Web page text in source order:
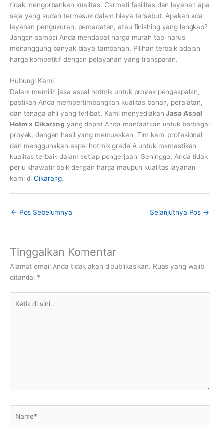
tidak mengorbankan kualitas. Cermati fasilitas dan layanan apa
saja yang sudah termasuk dalam biaya tersebut. Apakah ada
layanan pengukuran, pemadatan, atau finishing yang lengkap?
Jangan sampai Anda mendapat harga murah tapi harus
menanggung banyak biaya tambahan. Pilihan terbaik adalah
harga kompetitif dengan pelayanan yang transparan.
Hubungi Kami
Dalam memilih jasa aspal hotmix untuk proyek pengaspalan,
pastikan Anda mempertimbangkan kualitas bahan, peralatan,
dan tenaga ahli yang terlibat. Kami menyediakan Jasa Aspal
Hotmix Cikarang yang dapat Anda manfaatkan untuk berbagai
proyek, dengan hasil yang memuaskan. Tim kami profesional
dan menggunakan aspal hotmix grade A untuk memastikan
kualitas terbaik dalam setiap pengerjaan. Sehingga, Anda tidak
perlu khawatir baik dengan harga maupun kualitas layanan
kami di Cikarang.
← Pos Sebelumnya Selanjutnya Pos →
Tinggalkan Komentar
Alamat email Anda tidak akan dipublikasikan. Ruas yang wajib
ditandai *